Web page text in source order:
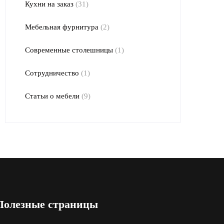
Кухни на заказ (31)
Мебельная фурнитура (2)
Современные столешницы (1)
Сотрудничество (1)
Статьи о мебели (9)
страницы